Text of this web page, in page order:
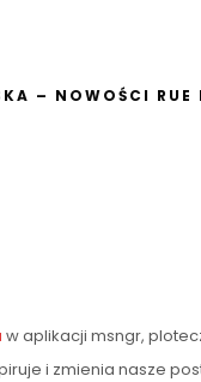
– NOWOŚCI RUE
w aplikacji msngr,
i zmienia nasze